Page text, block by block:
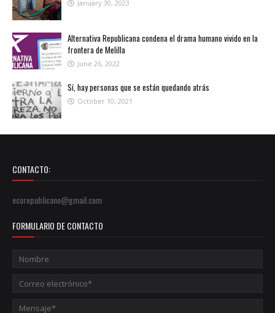
January 30, 2023
Alternativa Republicana condena el drama humano vivido en la
frontera de Melilla
June 26, 2022
Sí, hay personas que se están quedando atrás
October 10, 2021
CONTACTO:
ecorepublicano@gmail.com
FORMULARIO DE CONTACTO